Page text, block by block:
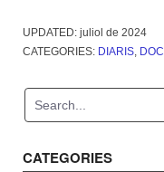
UPDATED: juliol de 2024
CATEGORIES: DIARIS,
CATEGORIES